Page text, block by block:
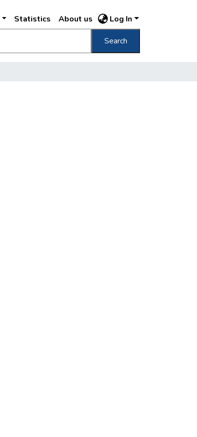
Statistics About us Log In
Search